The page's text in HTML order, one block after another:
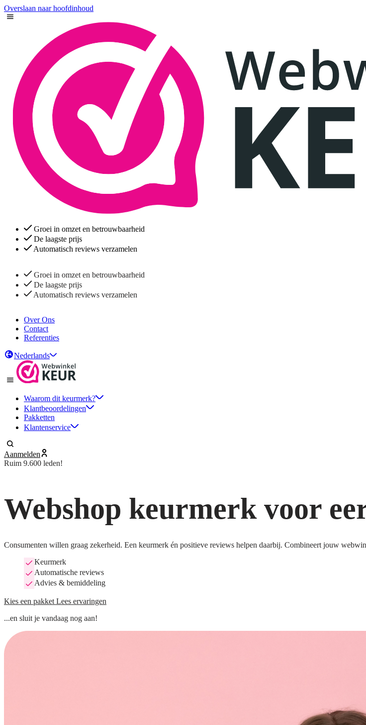
Overslaan naar hoofdinhoud
Groei in omzet en betrouwbaarheid
De laagste prijs
Automatisch reviews verzamelen
Groei in omzet en betrouwbaarheid
De laagste prijs
Automatisch reviews verzamelen
Over Ons
Contact
Referenties
Nederlands
Waarom dit keurmerk?
Klantbeoordelingen
Pakketten
Klantenservice
Aanmelden
Ruim 9.600 leden!
Webshop keurmerk voor
Consumenten willen graag zekerheid. Een keurmerk én positieve reviews helpen daarbij. Combineert jouw
Keurmerk
Automatische reviews
Advies & bemiddeling
Kies een pakket Lees ervaringen
...en sluit je vandaag nog aan!